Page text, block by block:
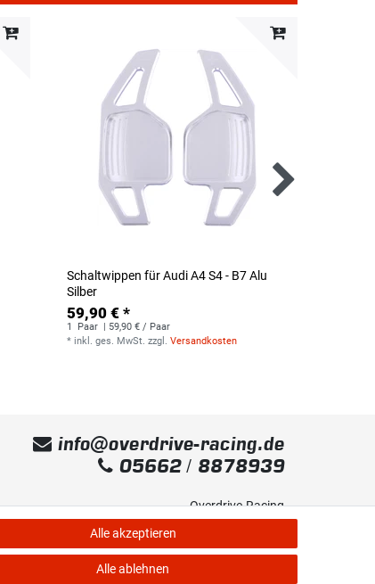
Schaltwippen für Audi A4 S4 - B7 Alu
Silber
59,90 € *
1 Paar
| 59,90 € / Paar
* inkl. ges. MwSt. zzgl.Versandkosten
info@overdrive-racing.de
05662 / 8878939
Overdrive-Racing
34587 Felsberg-Gensungen
Alle akzeptieren
Alle ablehnen